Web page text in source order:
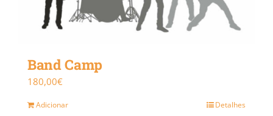
Band Camp
180,00€
Adicionar Detalhes